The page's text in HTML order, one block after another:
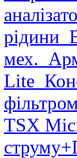
рідини
мех.
Lite
TSX
струму